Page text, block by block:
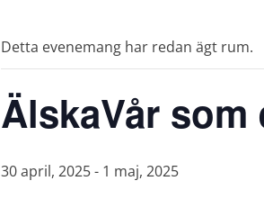
Detta evenemang har redan ägt rum.
ÄlskaVår som
30 april, 2025- 1 maj, 2025